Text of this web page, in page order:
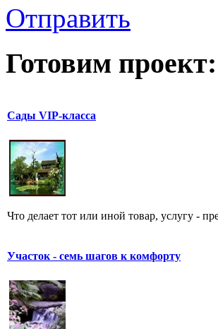
Отправить
Готовим проект:
Сады VIP-класса
Что делает тот или иной товар, услугу -
Участок - семь шагов к комфорту